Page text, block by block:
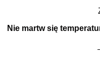
Nie martw się